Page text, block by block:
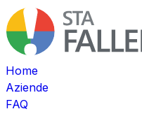
Home
Aziende
FAQ